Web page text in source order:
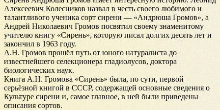
Алексеевич Колесников назвал в честь своего любимого и
талантливого ученика сорт сирени ― «Андрюша Громов», а
Андрей Николаевич Громов посвятил своему знаменитому
учителю книгу «Сирень», которую писал долгих десять лет и
закончил в 1963 году.
А.Н. Громов прошёл путь от юного натуралиста до
известнейшего селекционера гладиолусов, доктора
биологических наук.
Книга А.Н. Громова «Сирень» была, по сути, первой
серьёзной книгой в СССР, содержащей основные сведения о
Культуре сирени и, самое главное, в ней были приведены
описания сортов.